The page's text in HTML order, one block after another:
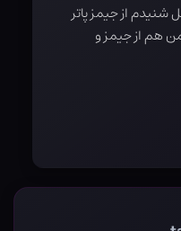
از جیمز‌ پاتر
هم از جیمز و